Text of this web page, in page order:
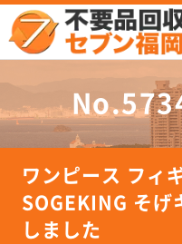
ワンピース フィ
SOGEKING そげ
しました